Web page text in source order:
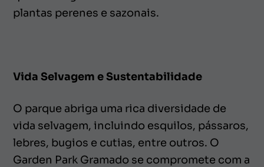
plantas perenes e sazonais.
Vida Selvagem e Sustentabilidade
O parque abriga uma rica diversidade de
vida selvagem, incluindo esquilos, pássaros,
lebres, bugios e cutias, entre outros. O
Garden Park Gramado se compromete com a